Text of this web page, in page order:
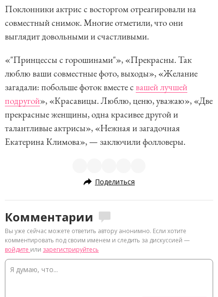
Поклонники актрис с восторгом отреагировали на
совместный снимок. Многие отметили, что они
выглядит довольными и счастливыми.
«"Принцессы с горошинами"», «Прекрасны. Так
люблю ваши совместные фото, выходы», «Желание
загадали: побольше фоток вместе с вашей лучшей
подругой», «Красавицы. Люблю, ценю, уважаю», «Две
прекрасные женщины, одна красивее другой и
талантливые актрисы», «Нежная и загадочная
Екатерина Климова», — заключили фолловеры.
Поделиться
Комментарии
Вы уже сейчас можете ответить автору анонимно. Если хотите
комментировать под своим именем и следить за дискуссией —
войдите или зарегистрируйтесь